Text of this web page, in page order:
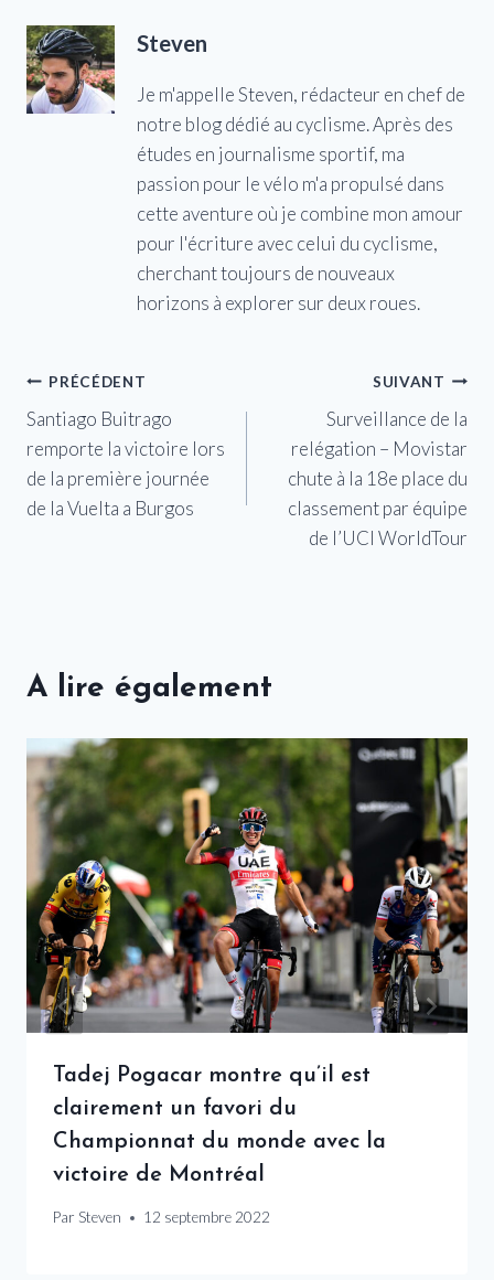
Steven
Je m'appelle Steven, rédacteur en chef de
notre blog dédié au cyclisme. Après des
études en journalisme sportif, ma
passion pour le vélo m'a propulsé dans
cette aventure où je combine mon amour
pour l'écriture avec celui du cyclisme,
cherchant toujours de nouveaux
horizons à explorer sur deux roues.
Navigation
de
l’article
PRÉCÉDENT
Santiago Buitrago
remporte la victoire lors
de la première journée
de la Vuelta a Burgos
SUIVANT
Surveillance de la
relégation – Movistar
chute à la 18e place du
classement par équipe
de l’UCI WorldTour
A lire également
Tadej Pogacar montre qu’il est
clairement un favori du
Championnat du monde avec la
victoire de Montréal
Par Steven 12 septembre 2022